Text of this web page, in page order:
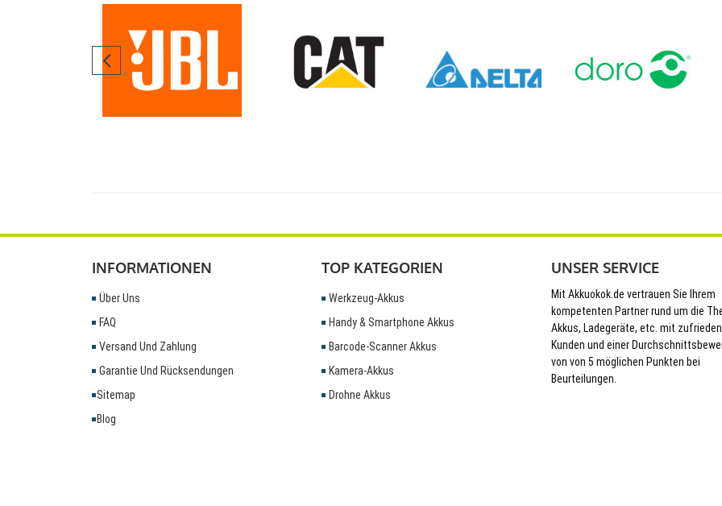
INFORMATIONEN
Über Uns
FAQ
Versand Und Zahlung
Garantie Und Rücksendungen
Sitemap
Blog
TOP KATEGORIEN
Werkzeug-Akkus
Handy & Smartphone Akkus
Barcode-Scanner Akkus
Kamera-Akkus
Drohne Akkus
UNSER SERVICE
Mit Akkuokok.de vertrauen Sie Ihrem
kompetenten Partner rund um die
Akkus, Ladegeräte, etc. mit
Kunden und einer
von von 5 möglichen Punkten bei
Beurteilungen.